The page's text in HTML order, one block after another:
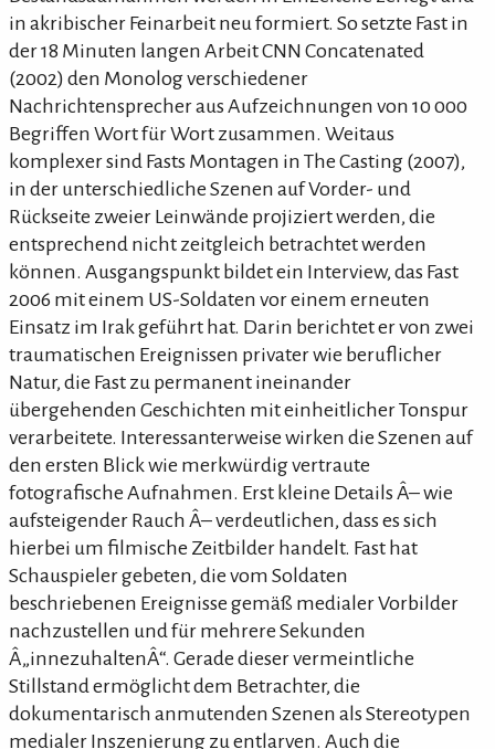
in akribischer Feinarbeit neu formiert. So setzte Fast in
der 18 Minuten langen Arbeit CNN Concatenated
(2002) den Monolog verschiedener
Nachrichtensprecher aus Aufzeichnungen von 10 000
Begriffen Wort für Wort zusammen. Weitaus
komplexer sind Fasts Montagen in The Casting (2007),
in der unterschiedliche Szenen auf Vorder- und
Rückseite zweier Leinwände projiziert werden, die
entsprechend nicht zeitgleich betrachtet werden
können. Ausgangspunkt bildet ein Interview, das Fast
2006 mit einem US-Soldaten vor einem erneuten
Einsatz im Irak geführt hat. Darin berichtet er von zwei
traumatischen Ereignissen privater wie beruflicher
Natur, die Fast zu permanent ineinander
übergehenden Geschichten mit einheitlicher Tonspur
verarbeitete. Interessanterweise wirken die Szenen auf
den ersten Blick wie merkwürdig vertraute
fotografische Aufnahmen. Erst kleine Details Â– wie
aufsteigender Rauch Â– verdeutlichen, dass es sich
hierbei um filmische Zeitbilder handelt. Fast hat
Schauspieler gebeten, die vom Soldaten
beschriebenen Ereignisse gemäß medialer Vorbilder
nachzustellen und für mehrere Sekunden
Â„innezuhaltenÂ“. Gerade dieser vermeintliche
Stillstand ermöglicht dem Betrachter, die
dokumentarisch anmutenden Szenen als Stereotypen
medialer Inszenierung zu entlarven. Auch die